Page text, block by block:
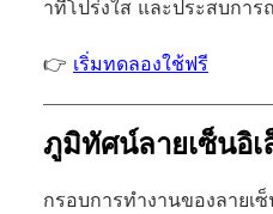
าที่โปร่งใส และประสบการ
👉 เริ่มทดลองใช้ฟรี
ภูมิทัศน์ลายเซ็นอิ
กรอบการทำงานของลายเ